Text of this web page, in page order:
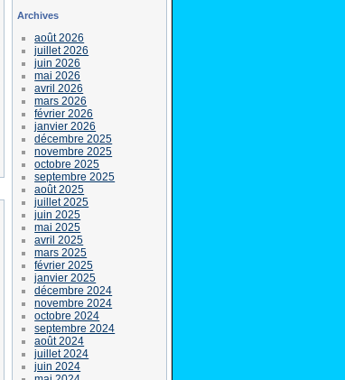
Archives
août 2026
juillet 2026
juin 2026
mai 2026
avril 2026
mars 2026
février 2026
janvier 2026
décembre 2025
novembre 2025
octobre 2025
septembre 2025
août 2025
juillet 2025
juin 2025
mai 2025
avril 2025
mars 2025
février 2025
janvier 2025
décembre 2024
novembre 2024
octobre 2024
septembre 2024
août 2024
juillet 2024
juin 2024